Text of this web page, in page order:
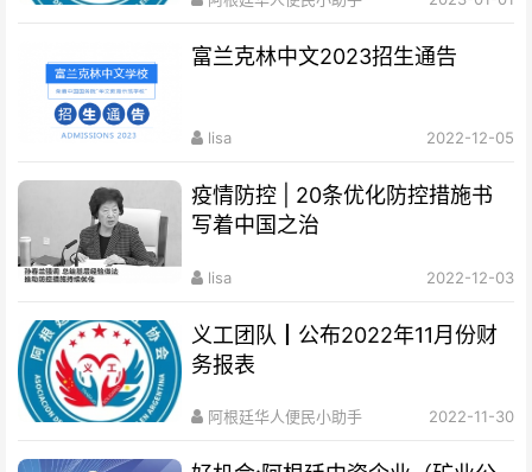
富兰克林中文2023招生通告
lisa 2022-12-05
疫情防控 | 20条优化防控措施书
写着中国之治
lisa 2022-12-03
义工团队┃公布2022年11月份财
务报表
阿根廷华人便民小助手 2022-11-30